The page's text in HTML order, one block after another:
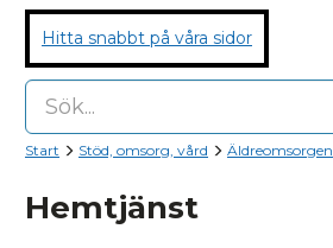
Hitta snabbt på våra sidor
Start Stöd, omsorg, vård Äldreomsorgen
Hemtjänst